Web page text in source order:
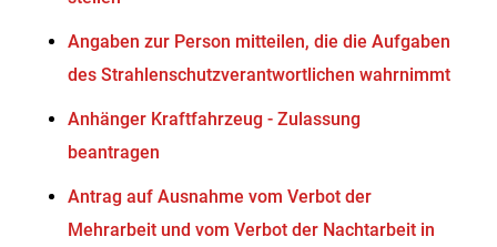
Angaben zur Person mitteilen, die die Aufgaben
des Strahlenschutzverantwortlichen wahrnimmt
Anhänger Kraftfahrzeug - Zulassung
beantragen
Antrag auf Ausnahme vom Verbot der
Mehrarbeit und vom Verbot der Nachtarbeit in